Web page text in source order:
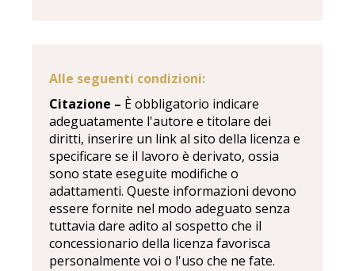
Alle seguenti condizioni:
Citazione – È obbligatorio indicare
adeguatamente l'autore e titolare dei
diritti, inserire un link al sito della licenza e
specificare se il lavoro è derivato, ossia
sono state eseguite modifiche o
adattamenti. Queste informazioni devono
essere fornite nel modo adeguato senza
tuttavia dare adito al sospetto che il
concessionario della licenza favorisca
personalmente voi o l'uso che ne fate.